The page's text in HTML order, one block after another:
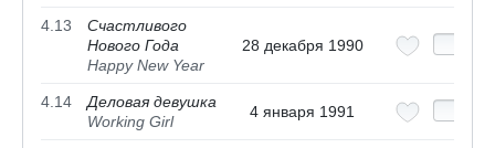
4.13
Счастливого
Нового Года
Happy New Year
28 декабря 1990
4.14
Деловая девушка
Working Girl
4 января 1991